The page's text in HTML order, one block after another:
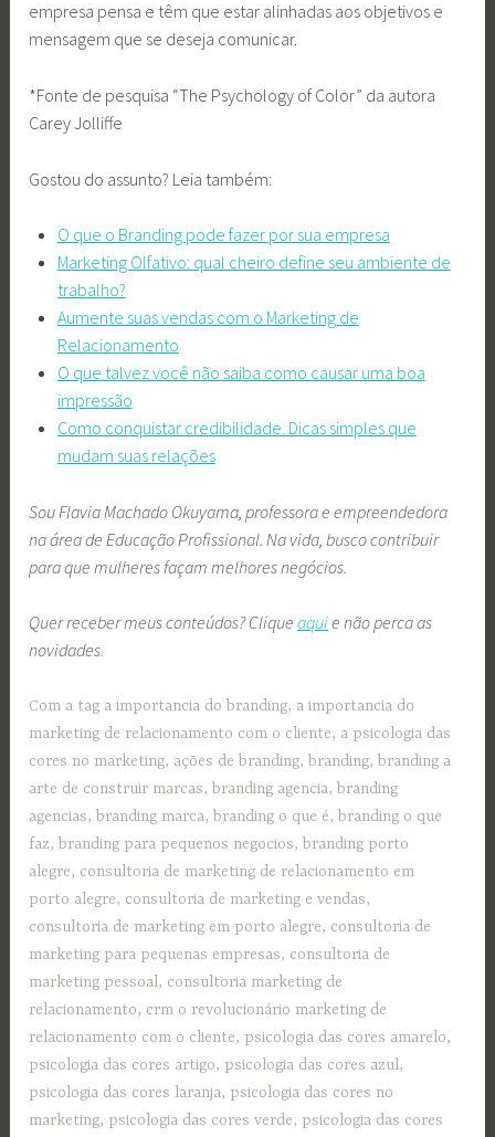
empresa pensa e têm que estar alinhadas aos objetivos e
mensagem que se deseja comunicar.
*Fonte de pesquisa “The Psychology of Color” da autora
Carey Jolliffe
Gostou do assunto? Leia também:
O que o Branding pode fazer por sua empresa
Marketing Olfativo: qual cheiro define seu ambiente de
trabalho?
Aumente suas vendas com o Marketing de
Relacionamento
O que talvez você não saiba como causar uma boa
impressão
Como conquistar credibilidade. Dicas simples que
mudam suas relações
Sou Flavia Machado Okuyama, professora e empreendedora
na área de Educação Profissional. Na vida, busco contribuir
para que mulheres façam melhores negócios.
Quer receber meus conteúdos? Cliqueaquie não perca as
novidades.
Com a tag a importancia do branding, a importancia do
marketing de relacionamento com o cliente, a psicologia das
cores no marketing, ações de branding, branding, branding a
arte de construir marcas, branding agencia, branding
agencias, branding marca, branding o que é, branding o que
faz, branding para pequenos negocios, branding porto
alegre, consultoria de marketing de relacionamento em
porto alegre, consultoria de marketing e vendas,
consultoria de marketing em porto alegre, consultoria de
marketing para pequenas empresas, consultoria de
marketing pessoal, consultoria marketing de
relacionamento, crm o revolucionário marketing de
relacionamento com o cliente, psicologia das cores amarelo,
psicologia das cores artigo, psicologia das cores azul,
psicologia das cores laranja, psicologia das cores no
marketing, psicologia das cores verde, psicologia das cores